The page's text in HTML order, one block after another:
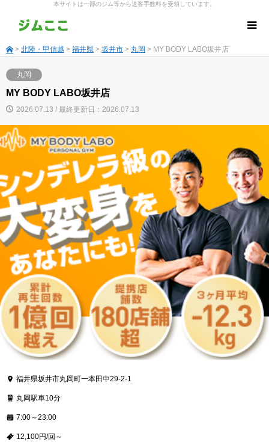
本サイトは一部のジム等から送客手数料を受領しています。
> 北陸・甲信越 > 福井県 > 坂井市 > 丸岡 > MY BODY LABO坂井店
丸岡
MY BODY LABO坂井店
2026.07.13 / 最終更新日：2026.07.13
福井県坂井市丸岡町一本田中29-2-1
丸岡駅車10分
7:00～23:00
12,100円/回～